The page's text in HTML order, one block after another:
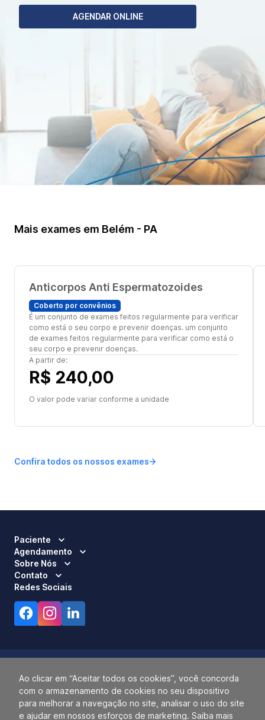
Ao clicar em “Aceitar todos os cookies”, você concorda
com o armazenamento de cookies no seu dispositivo
para melhorar a navegação no site, analisar o uso do site
e ajudar em nossos esforços de marketing. Saiba mais
AGENDAR ONLINE
Mais exames em Belém - PA
Anticorpos Anti Espermatozoides
Coberto por convênios
É um conjunto de exames feitos regularmente para verificar
como está o seu corpo e prevenir doenças. um conjunto
de exames feitos regularmente para verificar como está o
seu corpo e prevenir doenças.
A partir de:
R$ 240,00
O valor pode variar conforme a unidade
Confira todos os nossos exames
Paciente
Agendamento
Sobre Nós
Contato
Redes Sociais
Responsável Técnico:
Dra. Luci Mara Barbiero – CRM 120.433/SP
2026 ALLIANÇA. TODOS OS DIREITOS RESERVADOS.
14.055.768/0001-77.